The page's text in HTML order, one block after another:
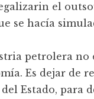
el
se hacía
petrolera no
Es dejar de
Estado, para